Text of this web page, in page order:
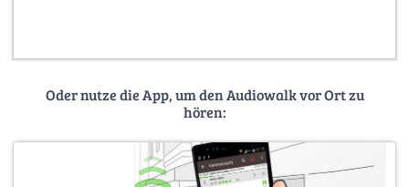
Oder nutze die App, um den Audiowalk vor Ort zu
hören: